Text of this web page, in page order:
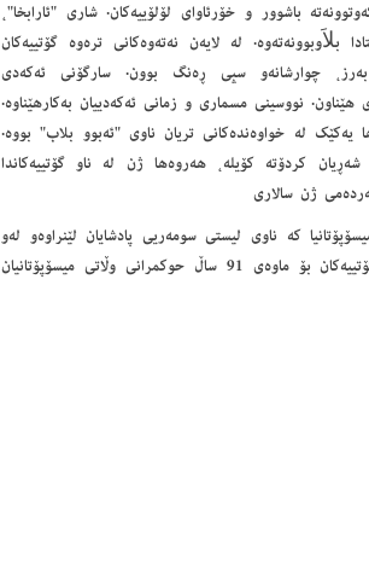
باشوور و خۆرئاوای لۆلۆییەکان. شاری "ئارابخا"،
بلاَوبوونەتەوە. لە لایەن نەتەوەکانی ترەوە گۆتییەکان
چوارشانەو سپی ڕەنگ بوون. سارگۆنی ئەکەدی
ھێناون. نووسینی مسماری و زمانی ئەکەدییان بەکارھێناوە.
یەکێک لە خواوەندەکانی تریان ناوی "ئەبوو بلاب" بووە.
کردۆتە کۆیلە، ھەروەھا ژن لە ناو گۆتییەکاندا
ژن سالاری
كه‌ ناوی لیستی سومه‌ریی پادشایان لێنراوه‌و له‌و
لیسته‌دا ناوی پاشا گۆتییه‌كان هه‌یه‌.به‌پێی ئه‌و نوسراوه‌ كۆنه‌ گۆتییه‌كان بۆ ماوه‌ی 91 ساڵ حوكمرانی وڵاتی میسۆپۆتانیان